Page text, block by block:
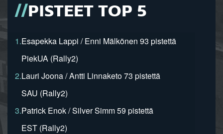
PISTEET TOP 5
1.Esapekka Lappi / Enni Mälkönen 93 pistettä
PiekUA (Rally2)
2.Lauri Joona / Antti Linnaketo 73 pistettä
SAU (Rally2)
3.Patrick Enok / Silver Simm 59 pistettä
EST (Rally2)